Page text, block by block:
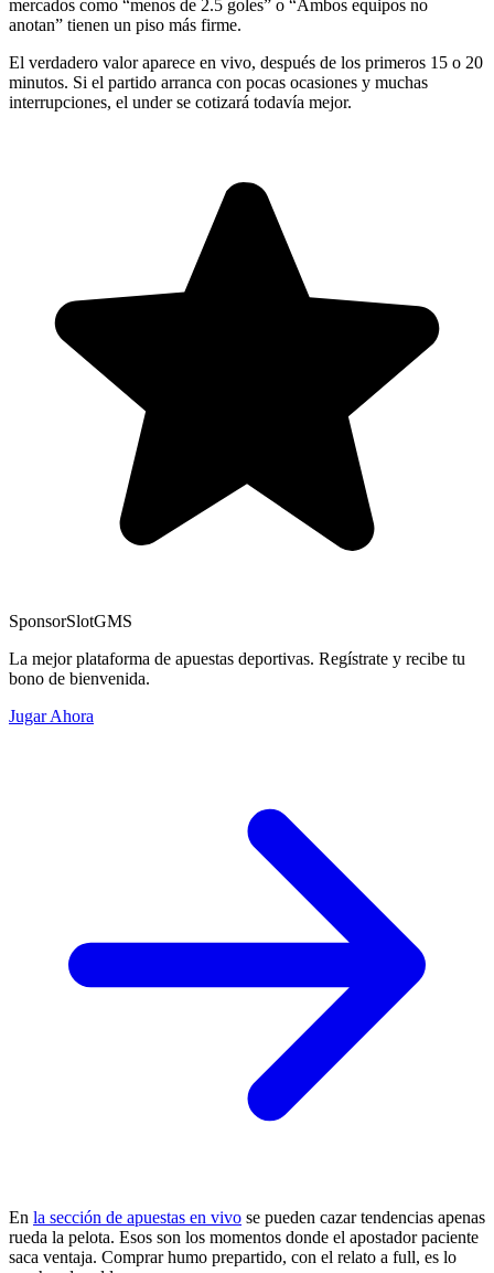
mercados como “menos de 2.5 goles” o “Ambos equipos no
anotan” tienen un piso más firme.
El verdadero valor aparece en vivo, después de los primeros 15 o 20
minutos. Si el partido arranca con pocas ocasiones y muchas
interrupciones, el under se cotizará todavía mejor.
SponsorSlotGMS
La mejor plataforma de apuestas deportivas. Regístrate y recibe tu
bono de bienvenida.
Jugar Ahora
En la sección de apuestas en vivo se pueden cazar tendencias apenas
rueda la pelota. Esos son los momentos donde el apostador paciente
saca ventaja. Comprar humo prepartido, con el relato a full, es lo